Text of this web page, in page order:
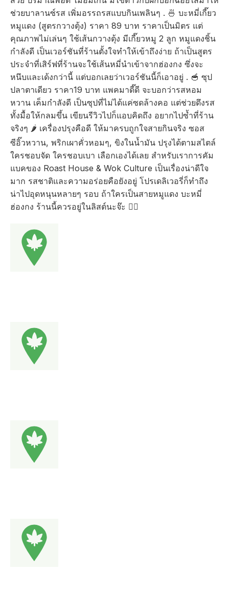
ช่วยบาลานซ์รส เพิ่มอรรถรสแบบกินเพลินๆ . 🍜 บะหมี่เกี๊ยว
หมูแดง (สูตรกวางตุ้ง) ราคา 89 บาท ราคาเป็นมิตร แต่
คุณภาพไม่เล่นๆ ใช้เส้นกวางตุ้ง มีเกี๊ยวหมู 2 ลูก หมูแดงชิ้น
กำลังดี เป็นเวอร์ชันที่ร้านตั้งใจทำให้เข้าถึงง่าย ถ้าเป็นสูตร
ประจำที่เสิร์ฟที่ร้านจะใช้เส้นหมี่นำเข้าจากฮ่องกง ซึ่งจะ
หนึบและเด้งกว่านี้ แต่บอกเลยว่าเวอร์ชันนี้ก็เอาอยู่ . 🥣 ซุป
ปลาตาเดียว ราคา19 บาท แพคมาดี๊ดี จะบอกว่ารสหอม
หวาน เค็มกำลังดี เป็นซุปที่ไม่ได้แค่ซดล้างคอ แต่ช่วยดึงรส
ทั้งมื้อให้กลมขึ้น เขียนรีวิวไปก็แอบคิดถึง อยากไปซ้ำที่ร้าน
จริงๆ 🌶 เครื่องปรุงคือดี ให้มาครบถูกใจสายกินจริง ซอส
ซีอิ๊วหวาน, พริกเผาคั่วหอมๆ, ขิงในน้ำมัน ปรุงได้ตามสไตล์
ใครชอบจัด ใครชอบเบา เลือกเองได้เลย สำหรับเราการคัม
แบคของ Roast House & Wok Culture เป็นเรื่องน่าดีใจ
มาก รสชาติและความอร่อยคือยังอยู่ โปรเดลิเวอรี่ก็ทำถึง
น่าไปอุดหนุนหลายๆ รอบ ถ้าใครเป็นสายหมูแดง บะหมี่
ฮ่องกง ร้านนี้ควรอยู่ในลิสต์นะจ๊ะ ❤️‍🔥